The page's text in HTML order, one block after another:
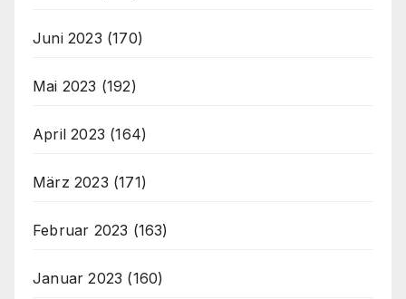
Juni 2023 (170)
Mai 2023 (192)
April 2023 (164)
März 2023 (171)
Februar 2023 (163)
Januar 2023 (160)